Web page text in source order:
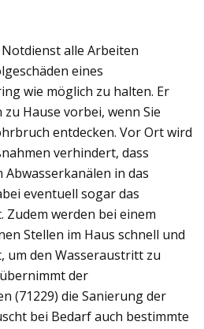
alle Arbeiten
eines
wie möglich zu halten. Er
Hause vorbei, wenn Sie
entdecken. Vor Ort wird
verhindert, dass
Abwasserkanälen in das
eventuell sogar das
Zudem werden bei einem
Stellen im Haus schnell und
um den Wasseraustritt zu
der
(71229) die Sanierung der
bei Bedarf auch bestimmte